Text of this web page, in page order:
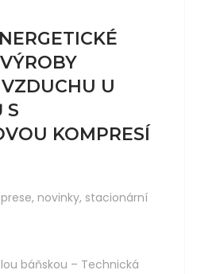
U
S
KOMPRESÍ
, novinky, stacionární
báňskou – Technická